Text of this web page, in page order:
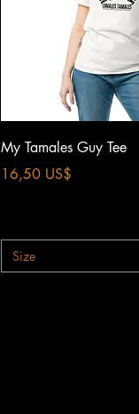
Vista rápida
My Tamales Guy Tee
Precio
16,50 US$
Size